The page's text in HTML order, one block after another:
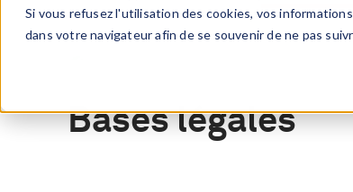
Si vous refusez l'utilisation des cookies, vos
dans votre navigateur afin de se souvenir de ne pas
Bases légales